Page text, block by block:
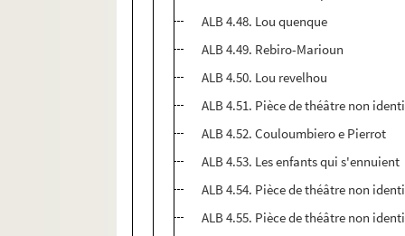
ALB 4.48. Lou quenque
ALB 4.49. Rebiro-Marioun
ALB 4.50. Lou revelhou
ALB 4.51. Pièce de théâtre non
ALB 4.52. Couloumbiero e Pierrot
ALB 4.53. Les enfants qui s'ennuient
ALB 4.54. Pièce de théâtre non
ALB 4.55. Pièce de théâtre non